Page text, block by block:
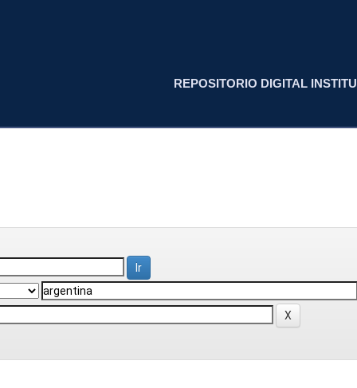
REPOSITORIO DIGITAL